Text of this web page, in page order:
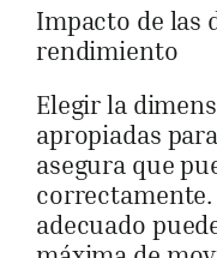
Impacto de las
rendimiento
Elegir la
apropiadas
asegura que
adecuado